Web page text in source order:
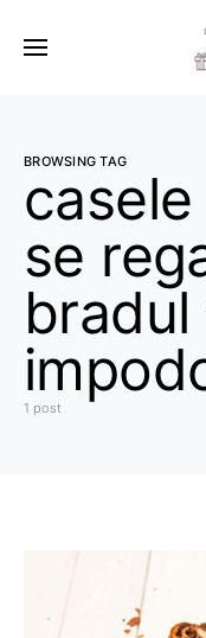
BROWSING TAG
se
1 post